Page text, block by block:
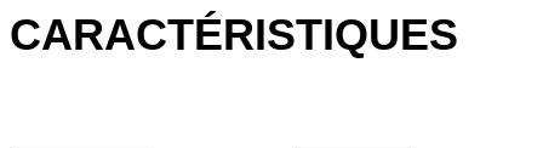
CARACTÉRISTIQUES